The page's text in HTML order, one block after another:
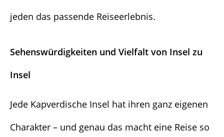
jeden das passende Reiseerlebnis.
Sehenswürdigkeiten und Vielfalt von Insel zu
Insel
Jede Kapverdische Insel hat ihren ganz eigenen
Charakter – und genau das macht eine Reise so